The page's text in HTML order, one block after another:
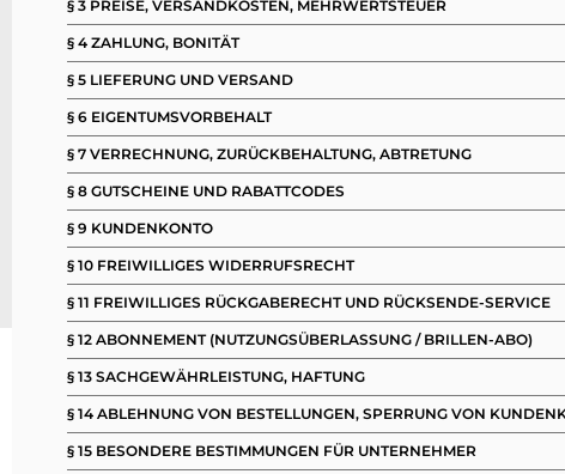
§ 3 PREISE, VERSANDKOSTEN, MEHRWERTSTEUER
§ 4 ZAHLUNG, BONITÄT
§ 5 LIEFERUNG UND VERSAND
§ 6 EIGENTUMSVORBEHALT
§ 7 VERRECHNUNG, ZURÜCKBEHALTUNG, ABTRETUNG
§ 8 GUTSCHEINE UND RABATTCODES
§ 9 KUNDENKONTO
§ 10 FREIWILLIGES WIDERRUFSRECHT
§ 11 FREIWILLIGES RÜCKGABERECHT UND RÜCKSENDE-SERVICE
§ 12 ABONNEMENT (NUTZUNGSÜBERLASSUNG / BRILLEN-ABO)
§ 13 SACHGEWÄHRLEISTUNG, HAFTUNG
§ 14 ABLEHNUNG VON BESTELLUNGEN, SPERRUNG VON
§ 15 BESONDERE BESTIMMUNGEN FÜR UNTERNEHMER